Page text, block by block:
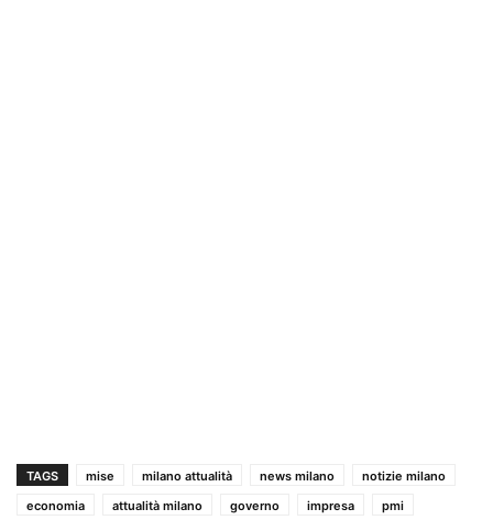
TAGS mise milano attualità news milano
notizie milano
economia
attualità milano governo impresa
pmi